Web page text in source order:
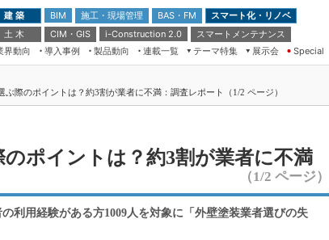
築 BIM 施工・現場管理 BAS・FM
スマート化・リノベ
木
CIM・GIS i-Construction 2.0
スマートメンテナンス
界動向
導入事例 製品動向 連載一覧
テーマ特集
ドローンがもたらす建設業界の“ゲー
ムチェンジ” Ver.2.0
“Society5.0”時代のスマートビル
展示会
第8回 国際 建設・測量展
築・土木・不動産の先端技術展－
メンテナンス・レジリエンスOSAKA
2020
Special
ぶ際のポイントは？約3割が業者に不満：調査レポート（1/2 ページ）
ポイントは？約3割が業者に不満
（1/2 ページ）
利用経験がある方1009人を対象に「外壁塗装業者選びの失